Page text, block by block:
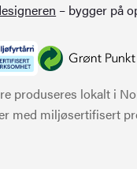
– bygger på
produseres lokalt i
med miljøsertifisert